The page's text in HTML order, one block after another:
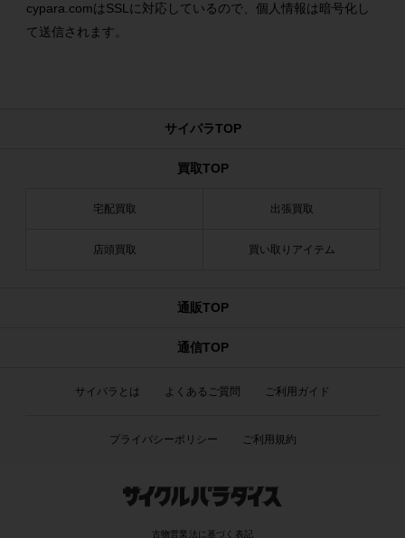
cypara.comはSSLに対応しているので、個人情報は暗号化し
て送信されます。
サイパラTOP
買取TOP
宅配買取 出張買取
店頭買取 買い取りアイテム
通販TOP
通信TOP
サイパラとは よくあるご質問 ご利用ガイド
プライバシーポリシー ご利用規約
古物営業法に基づく表記